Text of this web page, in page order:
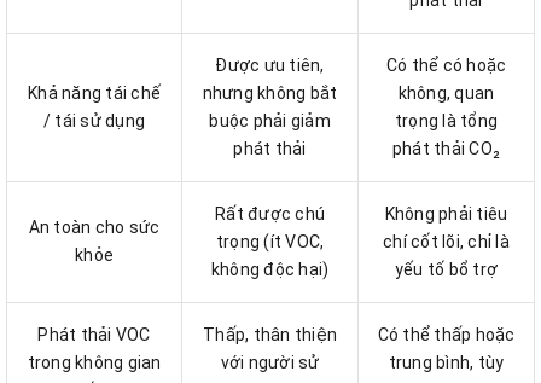
Khả năng tái chế
/ tái sử dụng
Được ưu tiên,
nhưng không bắt
buộc phải giảm
phát thải
Có thể có hoặc
không, quan
trọng là tổng
phát thải CO₂
An toàn cho sức
khỏe
Rất được chú
trọng (ít VOC,
không độc hại)
Không phải tiêu
chí cốt lõi, chỉ là
yếu tố bổ trợ
Phát thải VOC
trong không gian
Thấp, thân thiện
với người sử
Có thể thấp hoặc
trung bình, tùy